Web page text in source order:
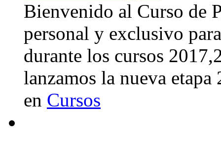
Bienvenido al Curso de
personal y exclusivo
durante los cursos
lanzamos la nueva
en Cursos